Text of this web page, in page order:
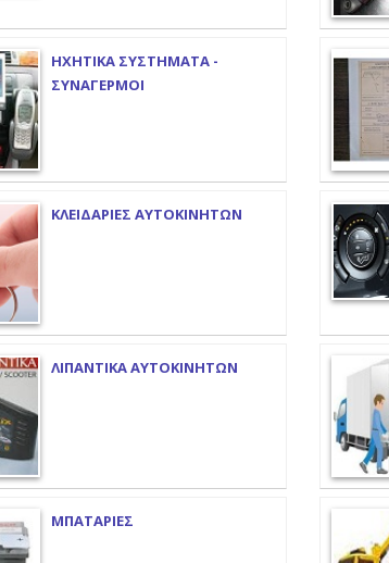
ΗΧΗΤΙΚΑ ΣΥΣΤΗΜΑΤΑ -
ΣΥΝΑΓΕΡΜΟΙ
ΚΛΕΙΔΑΡΙΕΣ ΑΥΤΟΚΙΝΗΤΩΝ
ΛΙΠΑΝΤΙΚΑ ΑΥΤΟΚΙΝΗΤΩΝ
ΜΠΑΤΑΡΙΕΣ